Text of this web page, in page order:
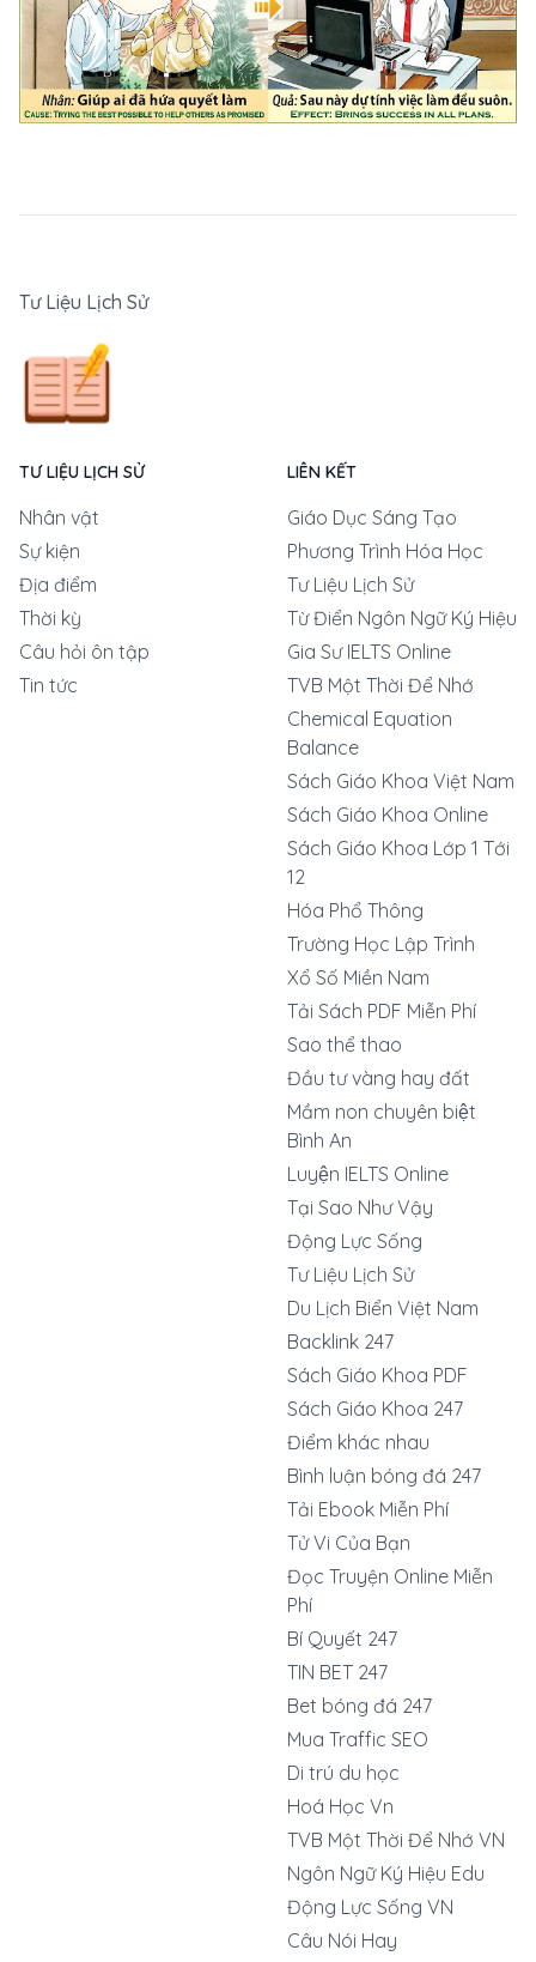
Tư Liệu Lịch Sử
TƯ LIỆU LỊCH SỬ
Nhân vật
Sự kiện
Địa điểm
Thời kỳ
Câu hỏi ôn tập
Tin tức
LIÊN KẾT
Giáo Dục Sáng Tạo
Phương Trình Hóa Học
Tư Liệu Lịch Sử
Từ Điển Ngôn Ngữ Ký Hiệu
Gia Sư IELTS Online
TVB Một Thời Để Nhớ
Chemical Equation
Balance
Sách Giáo Khoa Việt Nam
Sách Giáo Khoa Online
Sách Giáo Khoa Lớp 1 Tới
12
Hóa Phổ Thông
Trường Học Lập Trình
Xổ Số Miền Nam
Tải Sách PDF Miễn Phí
Sao thể thao
Đầu tư vàng hay đất
Mầm non chuyên biệt
Bình An
Luyện IELTS Online
Tại Sao Như Vậy
Động Lực Sống
Tư Liệu Lịch Sử
Du Lịch Biển Việt Nam
Backlink 247
Sách Giáo Khoa PDF
Sách Giáo Khoa 247
Điểm khác nhau
Bình luận bóng đá 247
Tải Ebook Miễn Phí
Tử Vi Của Bạn
Đọc Truyện Online Miễn
Phí
Bí Quyết 247
TIN BET 247
Bet bóng đá 247
Mua Traffic SEO
Di trú du học
Hoá Học Vn
TVB Một Thời Để Nhớ VN
Ngôn Ngữ Ký Hiệu Edu
Động Lực Sống VN
Câu Nói Hay